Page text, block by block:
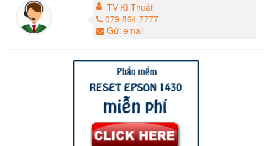
TV Kỉ Thuật
079 864 7777
Gửi email